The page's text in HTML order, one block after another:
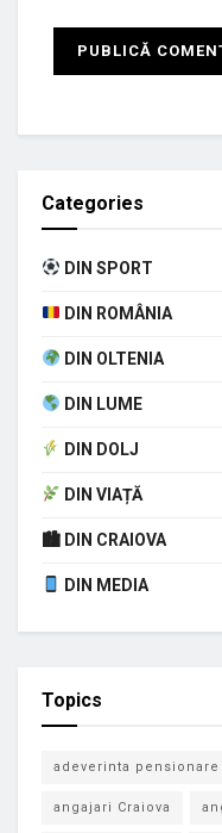
Categories
DIN SPORT
DIN ROMÂNIA
DIN OLTENIA
DIN LUME
DIN DOLJ
DIN VIAȚĂ
🏙 DIN CRAIOVA
DIN MEDIA
Topics
adeverinta pensionare
angajari Craiova